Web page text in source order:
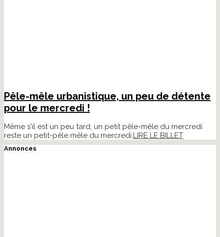
Pêle-mêle urbanistique, un peu de détente
pour le mercredi !
Même s'il est un peu tard, un petit pêle-mêle du mercredi
reste un petit-pêle mêle du mercredi. LIRE LE BILLET
Annonces